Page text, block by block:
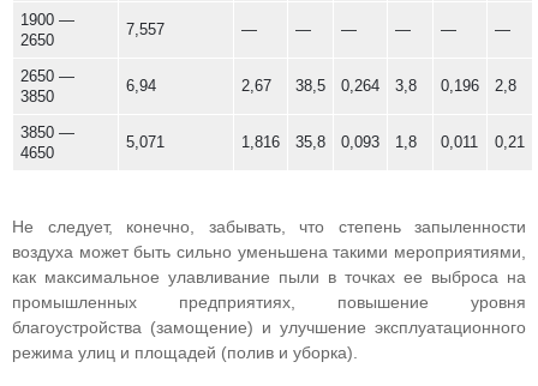
1900 —
2650
7,557 — — — — — —
2650 —
3850
6,94 2,67 38,5 0,264 3,8 0,196 2,8
3850 —
4650
5,071 1,816 35,8 0,093 1,8 0,011 0,21
Не следует, конечно, забывать, что степень запыленности
воздуха может быть сильно уменьшена такими мероприятиями,
как максимальное улавливание пыли в точках ее выброса на
промышленных предприятиях, повышение уровня
благоустройства (замощение) и улучшение эксплуатационного
режима улиц и площадей (полив и уборка).